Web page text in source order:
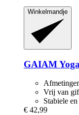
Winkelmandje
GAIAM
Vrij van
Stabiele
€ 42,99